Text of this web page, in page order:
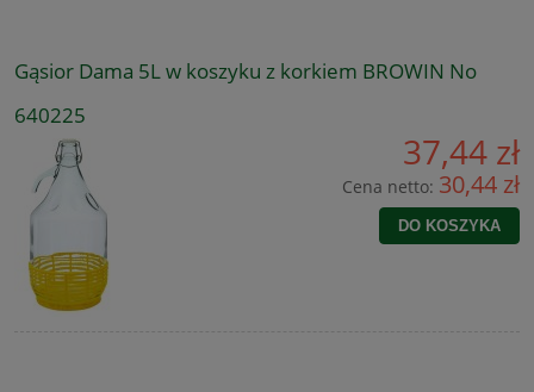
Gąsior Dama 5L w koszyku z korkiem BROWIN No
640225
37,44 zł
Cena netto: 30,44 zł
DO KOSZYKA